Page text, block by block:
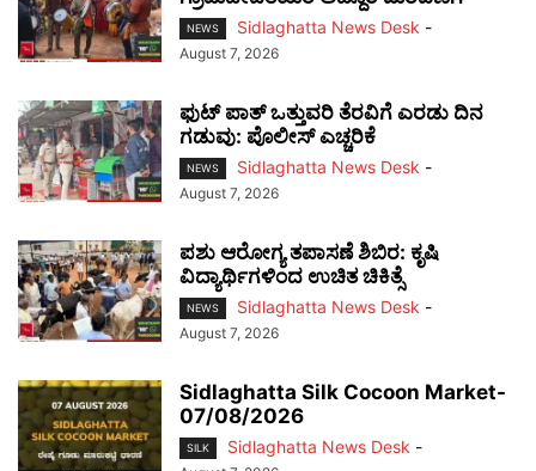
NEWS Sidlaghatta News Desk -
August 7, 2026
ಫುಟ್‌ ಪಾತ್ ಒತ್ತುವರಿ ತೆರವಿಗೆ ಎರಡು ದಿನ
ಗಡುವು: ಪೊಲೀಸ್ ಎಚ್ಚರಿಕೆ
NEWS Sidlaghatta News Desk -
August 7, 2026
ಪಶು ಆರೋಗ್ಯ ತಪಾಸಣೆ ಶಿಬಿರ: ಕೃಷಿ
ವಿದ್ಯಾರ್ಥಿಗಳಿಂದ ಉಚಿತ ಚಿಕಿತ್ಸೆ
NEWS Sidlaghatta News Desk -
August 7, 2026
Sidlaghatta Silk Cocoon Market-
07/08/2026
SILK Sidlaghatta News Desk -